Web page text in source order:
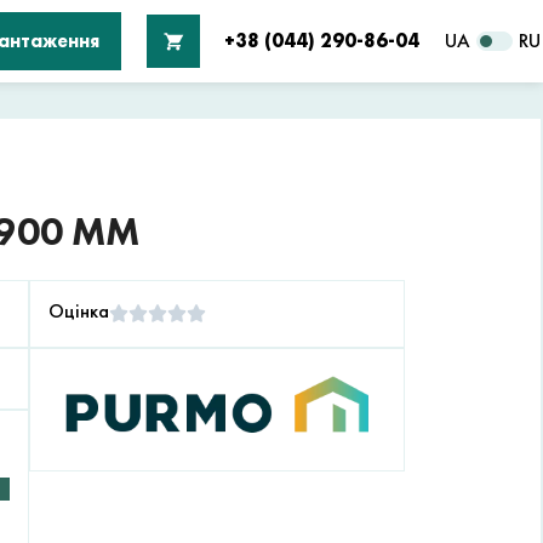
+38 (044) 290-86-04 UA RU
900 ММ
Оцінка